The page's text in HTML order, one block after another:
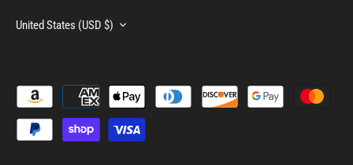
Currency
United States (USD $)